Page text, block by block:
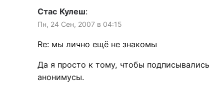
Стас Кулеш:
Пн, 24 Сен, 2007 в 04:15
Re: мы лично ещё не знакомы
Да я просто к тому, чтобы подписывались
анонимусы.